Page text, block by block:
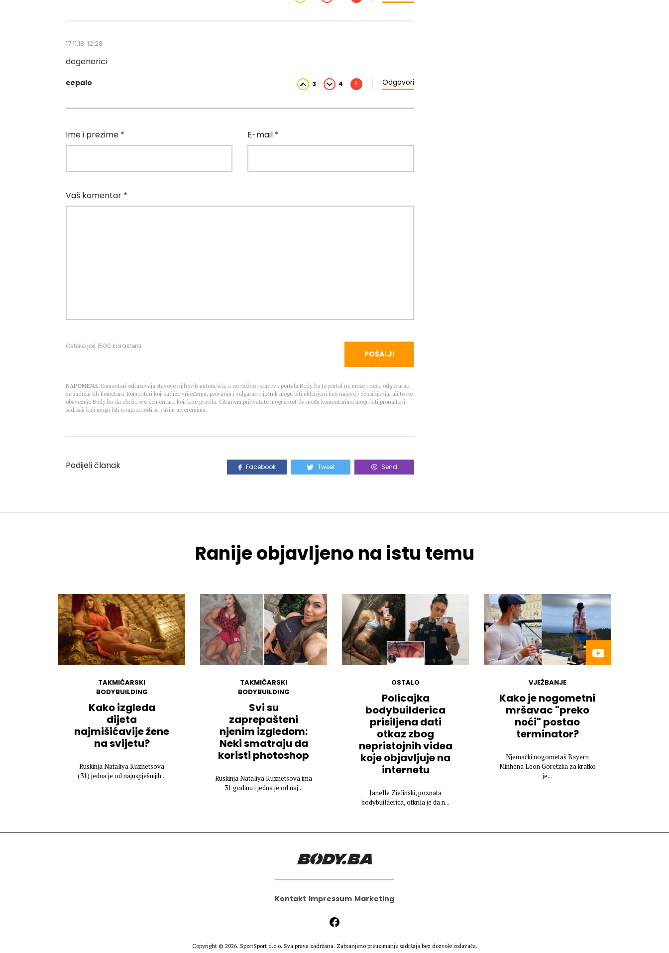
17.11.18. 12:28
degenerici
cepalo 3 4 ! Odgovori
Ime i prezime * E-mail *
Vaš komentar *
Ostalo još1500 karaktera
POŠALJI
NAPOMENA: Komentari odražavaju stavove njihovih autora/ica, a ne nužno i stavove portala Body.ba te portal ne može i neće odgovarati
za sadržaj tih kometara. Komentari koji sadrže vrijeđanja, psovanja i vulgaran riječnik mogu biti uklonjeni bez najave i objašnjenja, ali to ne
obavezuje Body.ba da obriše sve komentare koji krše pravila. Čitanjem prihvatate mogućnost da među komentarima mogu biti pronađeni
sadržaji koji mogu biti u suprotnosti sa vašim uvjerenjima.
Podijeli članak Facebook Tweet Send
Ranije objavljeno na istu temu
TAKMIČARSKI
BODYBUILDING
Kako izgleda
dijeta
najmišićavije žene
na svijetu?
Ruskinja Nataliya Kuznetsova
(31) jedna je od najuspješnijih...
TAKMIČARSKI
BODYBUILDING
Svi su
zaprepašteni
njenim izgledom:
Neki smatraju da
koristi photoshop
Ruskinja Nataliya Kuznetsova ima
31 godinu i jedna je od naj...
OSTALO
Policajka
bodybuilderica
prisiljena dati
otkaz zbog
nepristojnih videa
koje objavljuje na
internetu
Janelle Zielinski, poznata
bodybuilderica, otkrila je da n...
VJEŽBANJE
Kako je nogometni
mršavac "preko
noći" postao
terminator?
Njemački nogometaš Bayern
Minhena Leon Goretzka za kratko
je...
Kontakt Impressum Marketing
Copyright © 2026. SportSport d.o.o. Sva prava zadržana. Zabranjeno preuzimanje sadržaja bez dozvole izdavača.